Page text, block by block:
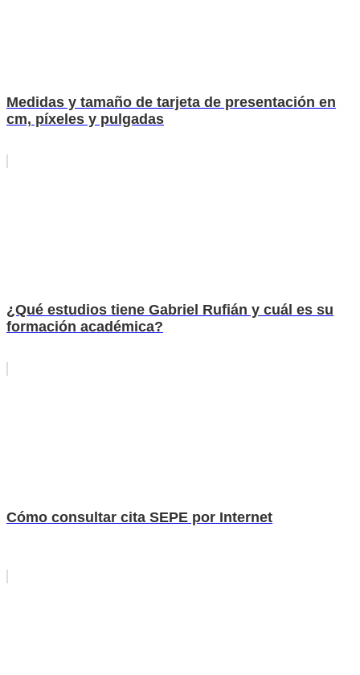
Medidas y tamaño de tarjeta de presentación en
cm, píxeles y pulgadas
¿Qué estudios tiene Gabriel Rufián y cuál es su
formación académica?
Cómo consultar cita SEPE por Internet